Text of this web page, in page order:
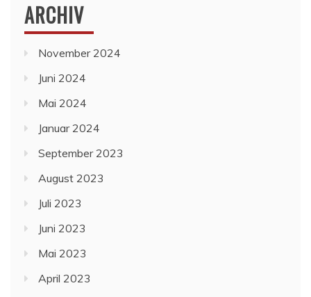
ARCHIV
November 2024
Juni 2024
Mai 2024
Januar 2024
September 2023
August 2023
Juli 2023
Juni 2023
Mai 2023
April 2023